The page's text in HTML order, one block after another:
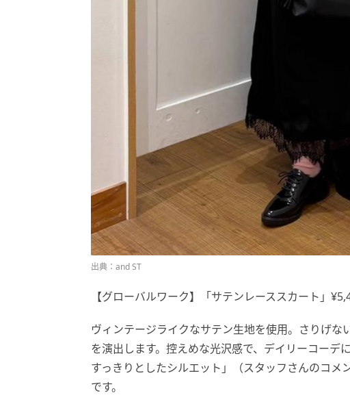
出典：and ST
【グローバルワーク】「サテンレーススカート」
ヴィンテージライクなサテン生地を使用。さりげ
を演出します。控えめな光沢感で、デイリーコーデ
すっきりとしたシルエット」（スタッフさんのコメ
です。